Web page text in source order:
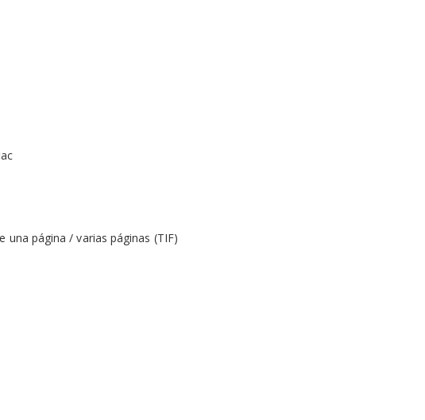
una página / varias páginas (TIF)